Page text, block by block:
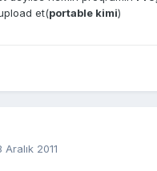
et(portable kimi)
Aralık 2011